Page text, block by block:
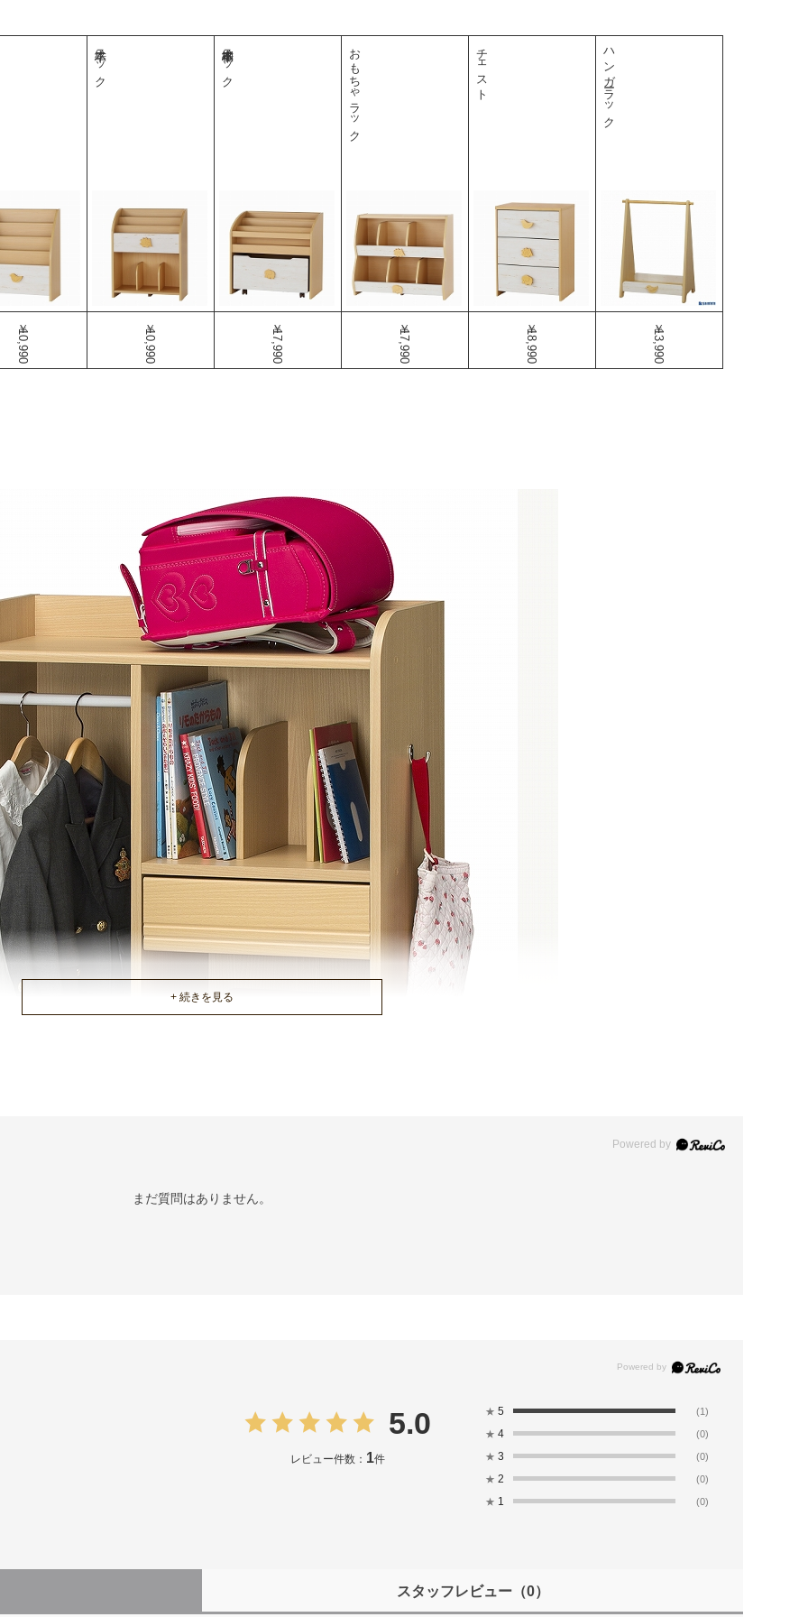
￥10,990
絵本ラック
￥10,990
本棚絵本ラック
￥17,990
おもちゃラック
￥17,990
チェスト
￥18,990
ハンガーラック
￥13,990
Powered by
まだ質問はありません。
5.0
レビュー件数： 1件
★ 5 (1)
★ 4 (0)
★ 3 (0)
★ 2 (0)
★ 1 (0)
スタッフレビュー（0）